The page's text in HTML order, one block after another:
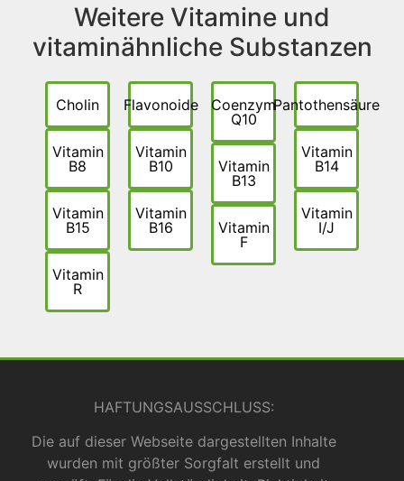
Weitere Vitamine und
vitaminähnliche Substanzen
Cholin
Vitamin
B8
Vitamin
B15
Vitamin
R
Flavonoide
Vitamin
B10
Vitamin
B16
Coenzym
Q10
Vitamin
B13
Vitamin
F
Pantothensäure
Vitamin
B14
Vitamin
I/J
HAFTUNGSAUSSCHLUSS:
Die auf dieser Webseite dargestellten Inhalte
wurden mit größter Sorgfalt erstellt und